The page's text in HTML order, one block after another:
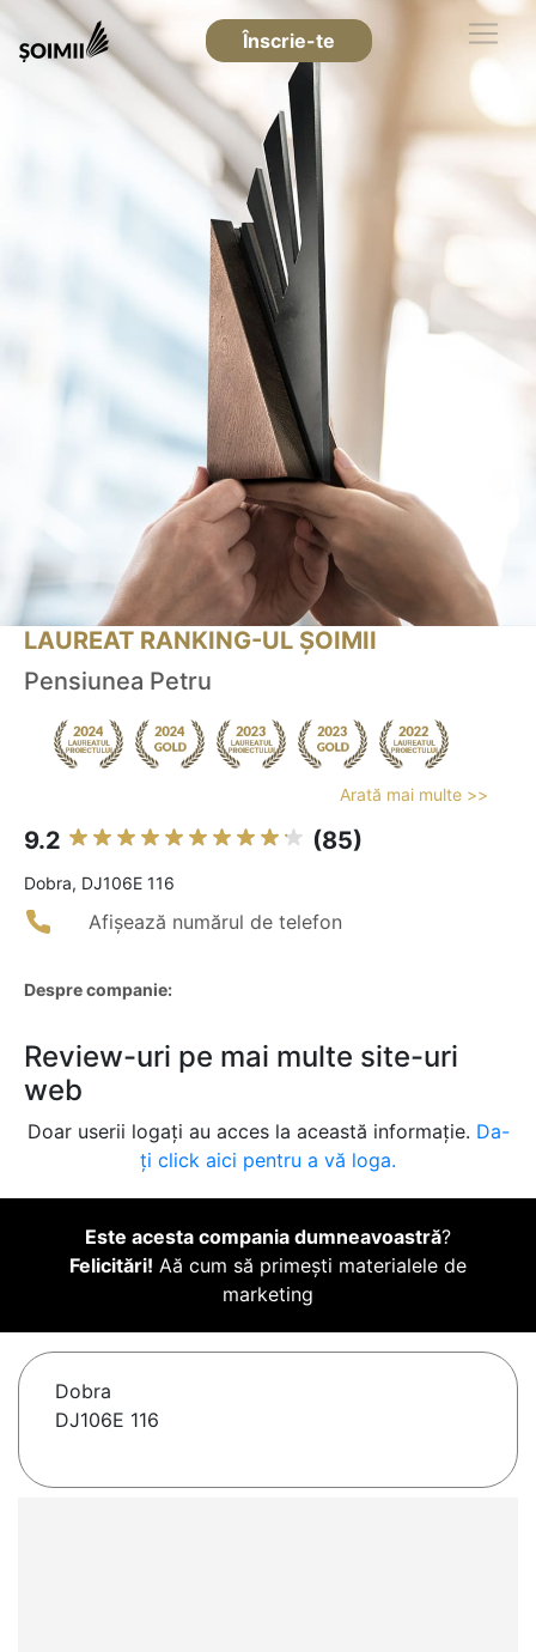
Înscrie-te
LAUREAT RANKING-UL ȘOIMII
Pensiunea Petru
Arată mai multe >>
9.2 (85)
Dobra, DJ106E 116
Afișează numărul de telefon
Despre companie:
Review-uri pe mai multe site-uri
web
Doar userii logați au acces la această informație. Da-
ți click aici pentru a vă loga.
Este acesta compania dumneavoastră?
Felicitări! Aă cum să primești materialele de
marketing
Dobra
DJ106E 116